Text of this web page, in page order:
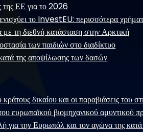
ΕΕ για το 2026
το InvestEU: περισσότερα
τη διεθνή κατάσταση στην Αρκτική
των παιδιών στο διαδίκτυο
της αποψίλωσης των δασών
δικαίου και οι παραβιάσεις του
ευρωπαϊκού βιομηχανικού αμυντικού
για την Ευρωπόλ και τον αγώνα της